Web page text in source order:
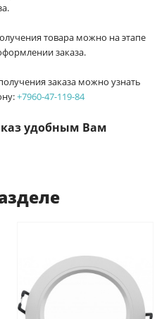
товара можно на этапе
заказа.
заказа можно узнать
+7960-47-119-84
удобным Вам
Данный вид
на расчетный счет при
узнать здесь - "Оплата"